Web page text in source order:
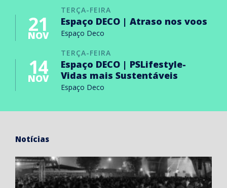
TERÇA-FEIRA
21
NOV
Espaço DECO | Atraso nos voos
Espaço Deco
TERÇA-FEIRA
14
NOV
Espaço DECO | PSLifestyle-
Vidas mais Sustentáveis
Espaço Deco
Notícias